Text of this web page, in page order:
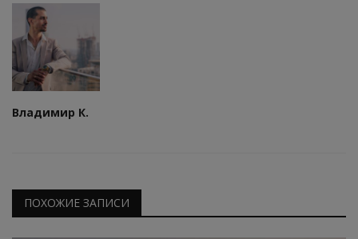
Владимир К.
ПОХОЖИЕ ЗАПИСИ